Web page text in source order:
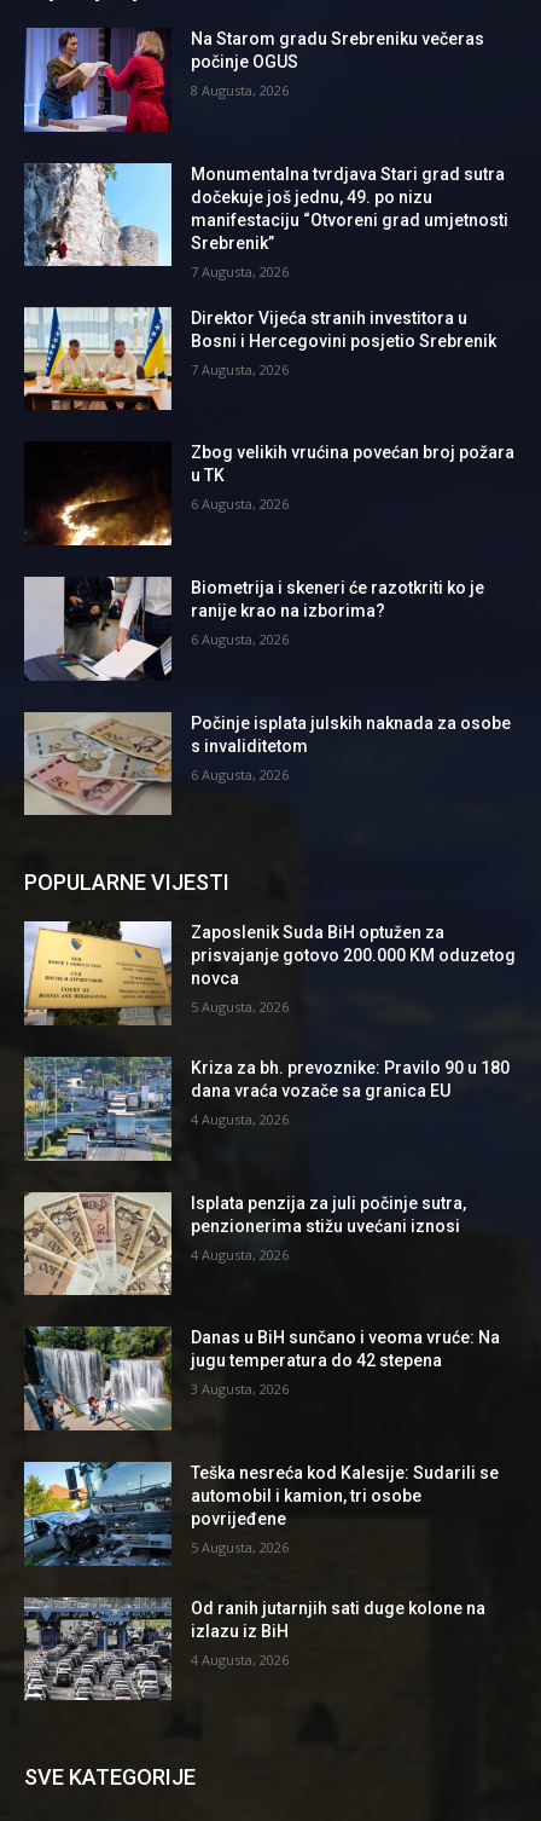
Na Starom gradu Srebreniku večeras
počinje OGUS
8 Augusta, 2026
Monumentalna tvrdjava Stari grad sutra
dočekuje još jednu, 49. po nizu
manifestaciju “Otvoreni grad umjetnosti
Srebrenik”
7 Augusta, 2026
Direktor Vijeća stranih investitora u
Bosni i Hercegovini posjetio Srebrenik
7 Augusta, 2026
Zbog velikih vrućina povećan broj požara
u TK
6 Augusta, 2026
Biometrija i skeneri će razotkriti ko je
ranije krao na izborima?
6 Augusta, 2026
Počinje isplata julskih naknada za osobe
s invaliditetom
6 Augusta, 2026
POPULARNE VIJESTI
Zaposlenik Suda BiH optužen za
prisvajanje gotovo 200.000 KM oduzetog
novca
5 Augusta, 2026
Kriza za bh. prevoznike: Pravilo 90 u 180
dana vraća vozače sa granica EU
4 Augusta, 2026
Isplata penzija za juli počinje sutra,
penzionerima stižu uvećani iznosi
4 Augusta, 2026
Danas u BiH sunčano i veoma vruće: Na
jugu temperatura do 42 stepena
3 Augusta, 2026
Teška nesreća kod Kalesije: Sudarili se
automobil i kamion, tri osobe
povrijeđene
5 Augusta, 2026
Od ranih jutarnjih sati duge kolone na
izlazu iz BiH
4 Augusta, 2026
SVE KATEGORIJE